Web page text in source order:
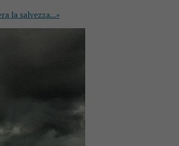
la salvezza...»